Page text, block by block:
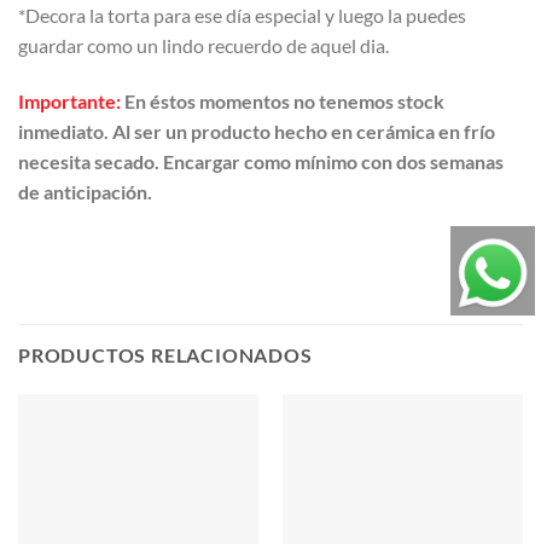
*Decora la torta para ese día especial y luego la puedes
guardar como un lindo recuerdo de aquel dia.
Importante: En éstos momentos no tenemos stock
inmediato. Al ser un producto hecho en cerámica en frío
necesita secado. Encargar como mínimo con dos semanas
de anticipación.
PRODUCTOS RELACIONADOS